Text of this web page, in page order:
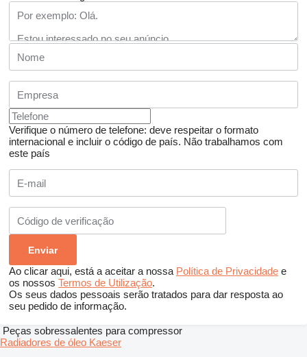
Verifique o número de telefone: deve respeitar o formato
internacional e incluir o código de país. Não trabalhamos com
este país
Ao clicar aqui, está a aceitar a nossa Política de Privacidade e
os nossos Termos de Utilização.
Os seus dados pessoais serão tratados para dar resposta ao
seu pedido de informação.
Peças sobressalentes para compressor
Radiadores de óleo Kaeser